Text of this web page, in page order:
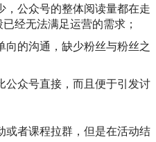
，公众号的整体阅读量都在走
经无法满足运营的需求；
向的沟通，缺少粉丝与粉丝之
公众号直接，而且便于引发讨
或者课程拉群，但是在活动结